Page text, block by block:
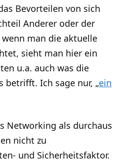
Bevorteilen von sich
Anderer oder der
man die aktuelle
sieht man hier ein
u.a. auch was die
betrifft. Ich sage nur, „ein
Networking als durchaus
nicht zu
und Sicherheitsfaktor.